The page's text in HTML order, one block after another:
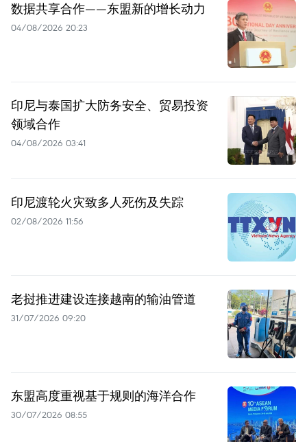
数据共享合作——东盟新的增长动力
04/08/2026 20:23
印尼与泰国扩大防务安全、贸易投资
领域合作
04/08/2026 03:41
印尼渡轮火灾致多人死伤及失踪
02/08/2026 11:56
老挝推进建设连接越南的输油管道
31/07/2026 09:20
东盟高度重视基于规则的海洋合作
30/07/2026 08:55